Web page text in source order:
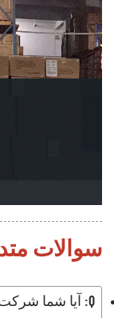
سوالات
Q: آیا شما شرکت تجاری یا تولیدکننده هستید؟